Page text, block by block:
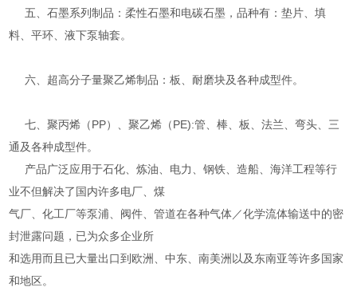
五、石墨系列制品：柔性石墨和电碳石墨，品种有：垫片、填
料、平环、液下泵轴套。
六、超高分子量聚乙烯制品：板、耐磨块及各种成型件。
七、聚丙烯（PP）、聚乙烯（PE):管、棒、板、法兰、弯头、三
通及各种成型件。
产品广泛应用于石化、炼油、电力、钢铁、造船、海洋工程等行
业不但解决了国内许多电厂、煤
气厂、化工厂等泵浦、阀件、管道在各种气体／化学流体输送中的密
封泄露问题，已为众多企业所
和选用而且已大量出口到欧洲、中东、南美洲以及东南亚等许多国家
和地区。